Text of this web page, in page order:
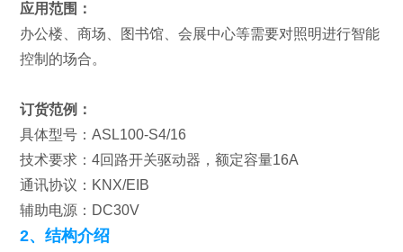
应用范围：
办公楼、商场、图书馆、会展中心等需要对照明进行智能
控制的场合。
订货范例：
具体型号：ASL100-S4/16
技术要求：4回路开关驱动器，额定容量16A
通讯协议：KNX/EIB
辅助电源：DC30V
2、结构介绍